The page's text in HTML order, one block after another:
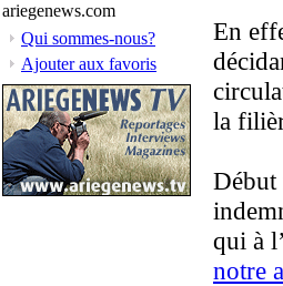
ariegenews.com
Qui sommes-nous?
Ajouter aux favoris
En
la
Début
qui à
notre